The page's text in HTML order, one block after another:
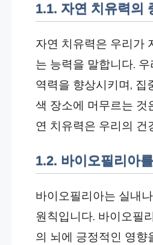
1.1. 자연 치유력의
자연 치유력은 우리가
는 능력을 말합니다.
역력을 향상시키며, 집
색 장소에 머무르는 것
연 치유력은 우리의 건
1.2. 바이오필리아
바이오필리아는 실내
원칙입니다. 바이오필
의 뇌에 긍정적인 영향